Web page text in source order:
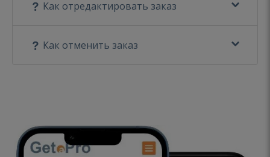
Как отредактировать заказ
Как отменить заказ